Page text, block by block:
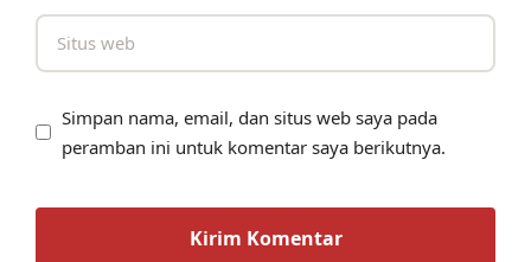
Simpan nama, email, dan situs web saya pada
peramban ini untuk komentar saya berikutnya.